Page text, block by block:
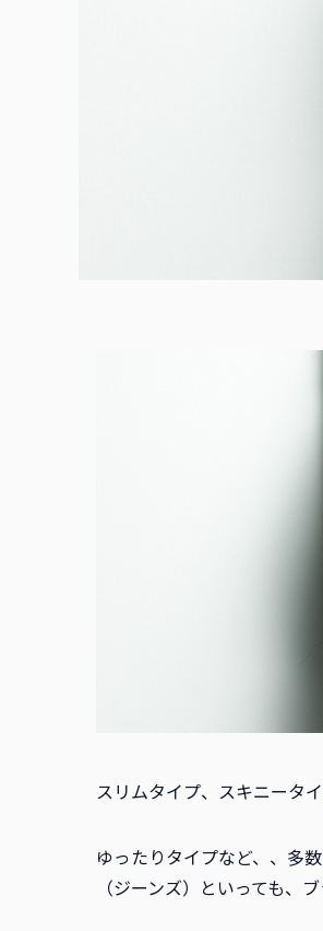
スリムタイプ、 スキニータ
ゆったりタイプなど、、多
（ジーンズ）といっても、